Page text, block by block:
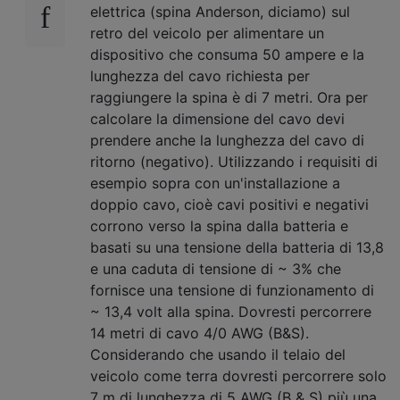
elettrica (spina Anderson, diciamo) sul
retro del veicolo per alimentare un
dispositivo che consuma 50 ampere e la
lunghezza del cavo richiesta per
raggiungere la spina è di 7 metri. Ora per
calcolare la dimensione del cavo devi
prendere anche la lunghezza del cavo di
ritorno (negativo). Utilizzando i requisiti di
esempio sopra con un'installazione a
doppio cavo, cioè cavi positivi e negativi
corrono verso la spina dalla batteria e
basati su una tensione della batteria di 13,8
e una caduta di tensione di ~ 3% che
fornisce una tensione di funzionamento di
~ 13,4 volt alla spina. Dovresti percorrere
14 metri di cavo 4/0 AWG (B&S).
Considerando che usando il telaio del
veicolo come terra dovresti percorrere solo